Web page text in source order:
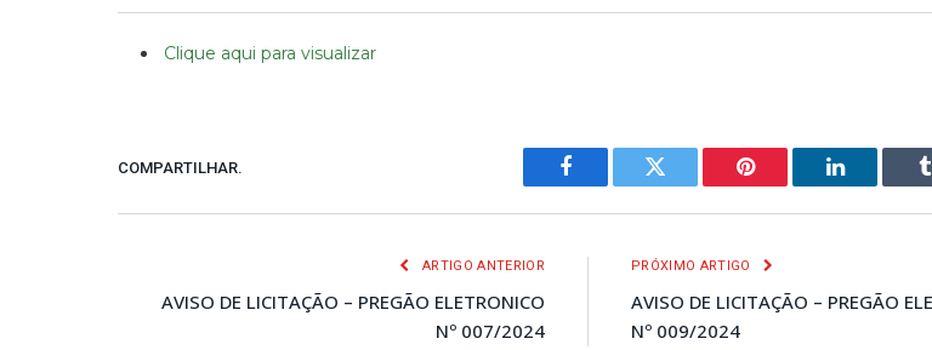
Clique aqui para visualizar
COMPARTILHAR.
Facebook Twitter Pinterest LinkedIn
ARTIGO ANTERIOR
AVISO DE LICITAÇÃO – PREGÃO ELETRONICO
Nº 007/2024
PRÓXIMO ARTIGO
AVISO DE LICITAÇÃO – PREGÃO
Nº 009/2024